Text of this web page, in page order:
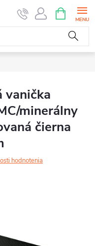
KOŠÍK
vanička
minerálny
čierna
hodnotenia